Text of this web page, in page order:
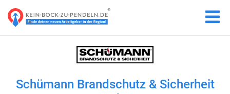
Schümann Brandschutz & Sicherheit